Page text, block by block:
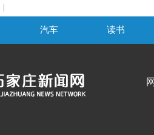
|
汽车 读书